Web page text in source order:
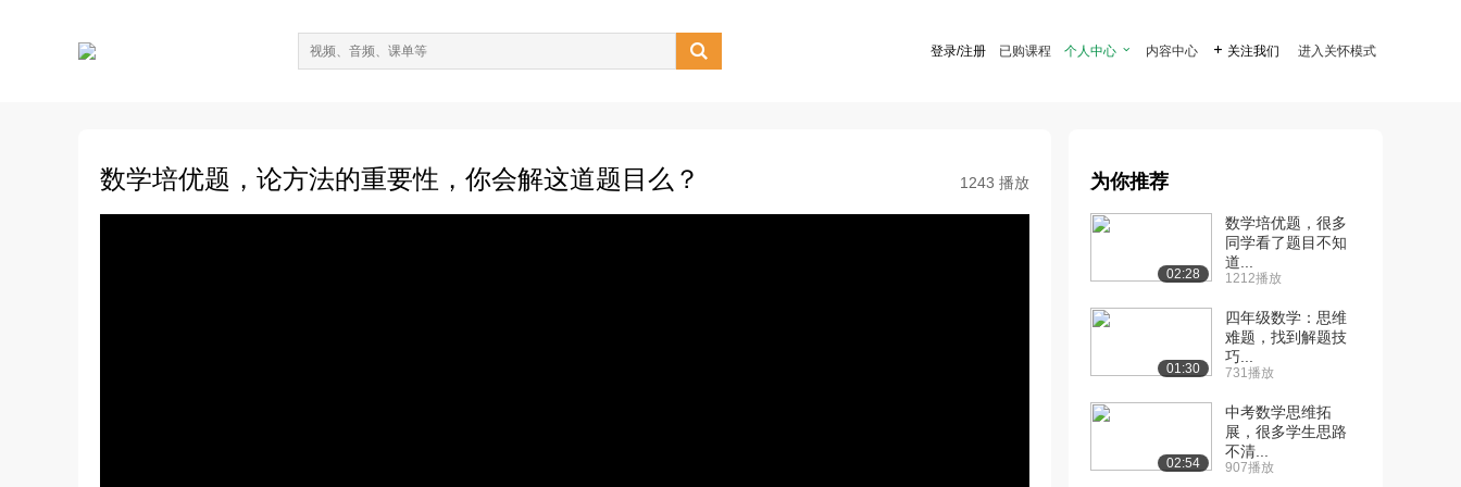
 登录/注册 已购课程 个人中心  内容中心  关注我们 进入关怀模式
数学培优题，论方法的重要性，你会解这道题目么？ 1243 播放 为你推荐
02:28
数学培优题，很多
同学看了题目不知
道...
1212播放
01:30
四年级数学：思维
难题，找到解题技
巧...
731播放
02:54
中考数学思维拓
展，很多学生思路
不清...
907播放